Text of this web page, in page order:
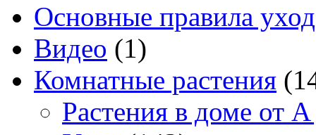
Основные правила
Видео (1)
Комнатные растения
Растения в доме от